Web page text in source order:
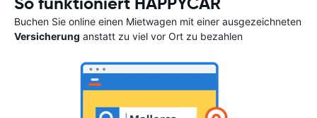
Buchen Sie online einen Mietwagen mit einer ausgezeichneten
Versicherung anstatt zu viel vor Ort zu bezahlen